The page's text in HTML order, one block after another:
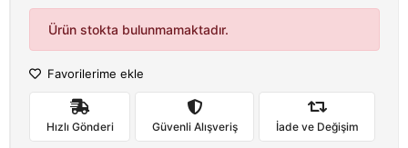
Ürün stokta bulunmamaktadır.
Favorilerime ekle
Hızlı Gönderi Güvenli Alışveriş İade ve Değişim